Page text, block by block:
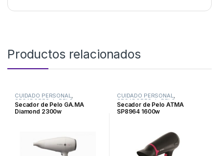
Productos relacionados
CUIDADO PERSONAL,
SECADORES de PELO
Secador de Pelo GA.MA
Diamond 2300w
CUIDADO PERSONAL,
SECADORES de PELO
Secador de Pelo ATMA
SP8964 1600w